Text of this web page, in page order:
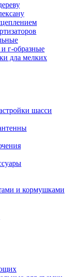
г-образные
дла мелких
шасси
и кормушками